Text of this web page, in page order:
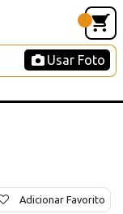
Usar Foto
Adicionar Favorito